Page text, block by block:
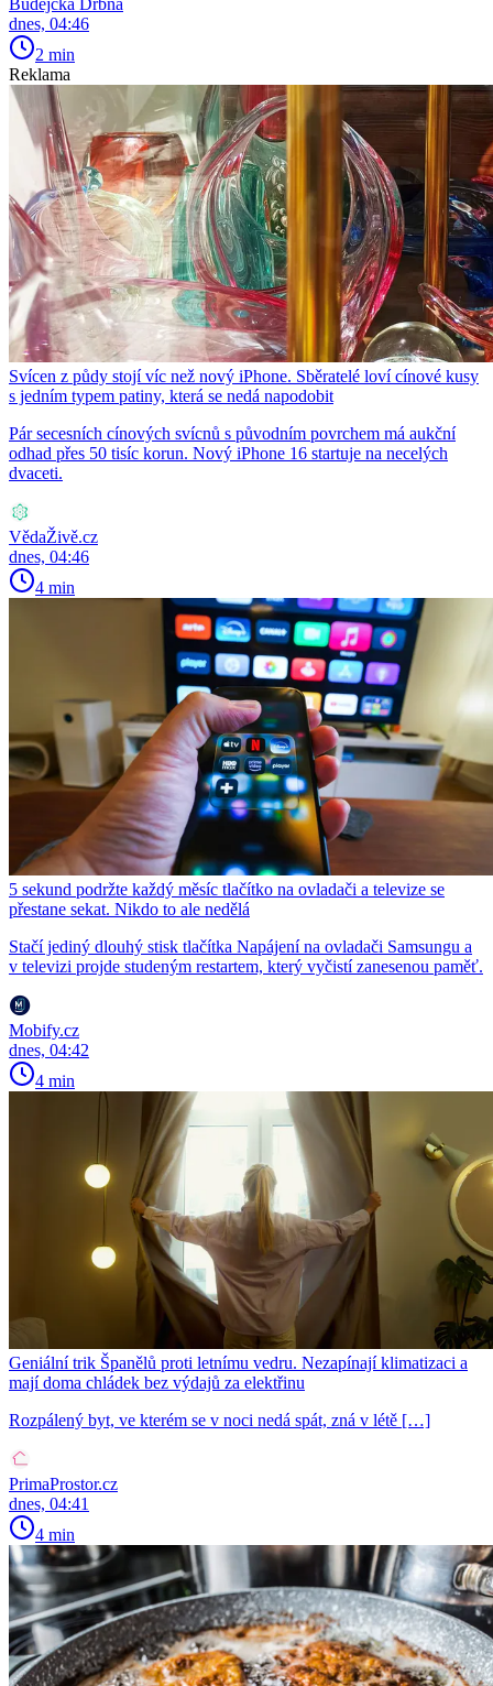
Budějcká Drbna
dnes, 04:46
2 min
Reklama
Svícen z půdy stojí víc než nový iPhone. Sběratelé loví cínové kusy
s jedním typem patiny, která se nedá napodobit
Pár secesních cínových svícnů s původním povrchem má aukční
odhad přes 50 tisíc korun. Nový iPhone 16 startuje na necelých
dvaceti.
VědaŽivě.cz
dnes, 04:46
4 min
5 sekund podržte každý měsíc tlačítko na ovladači a televize se
přestane sekat. Nikdo to ale nedělá
Stačí jediný dlouhý stisk tlačítka Napájení na ovladači Samsungu a
v televizi projde studeným restartem, který vyčistí zanesenou paměť.
Mobify.cz
dnes, 04:42
4 min
Geniální trik Španělů proti letnímu vedru. Nezapínají klimatizaci a
mají doma chládek bez výdajů za elektřinu
Rozpálený byt, ve kterém se v noci nedá spát, zná v létě […]
PrimaProstor.cz
dnes, 04:41
4 min